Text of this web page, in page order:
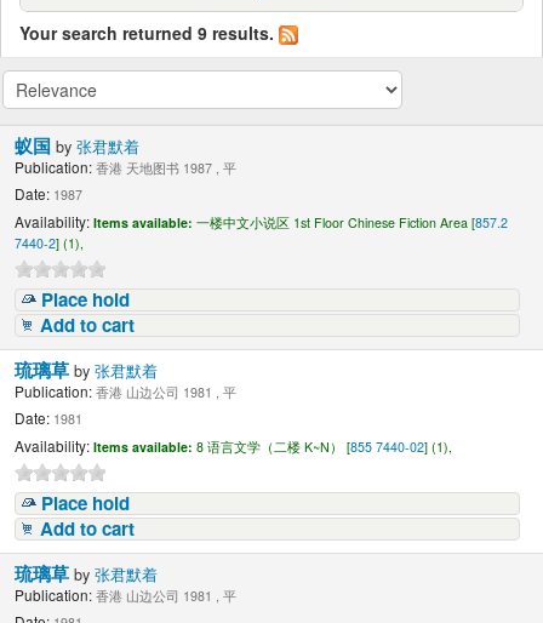
Your search returned 9 results.
蚁国by张君默着
Publication: 香港 天地图书 1987 , 平
Date: 1987
Availability: Items available: 一楼中文小说区 1st Floor Chinese Fiction Area [857.2
7440-2] (1),
Place hold
Add to cart
琉璃草by张君默着
Publication: 香港 山边公司 1981 , 平
Date: 1981
Availability: Items available: 8 语言文学（二楼 K~N） [855 7440-02] (1),
Place hold
Add to cart
琉璃草by张君默着
Publication: 香港 山边公司 1981 , 平